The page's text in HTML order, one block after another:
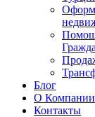
Блог
О Компании
Контакты